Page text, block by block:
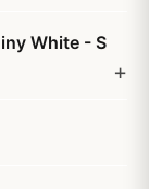
White - S